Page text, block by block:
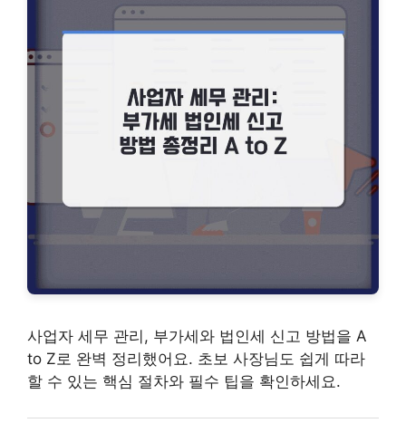
사업자 세무 관리, 부가세와 법인세 신고 방법을 A
to Z로 완벽 정리했어요. 초보 사장님도 쉽게 따라
할 수 있는 핵심 절차와 필수 팁을 확인하세요.